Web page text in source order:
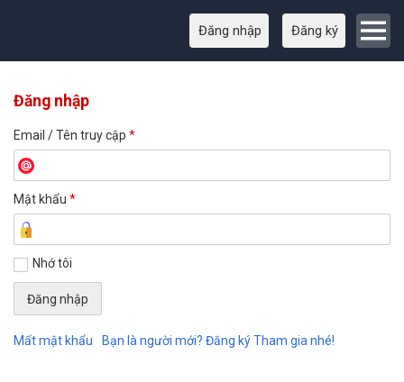
Đăng nhập Đăng ký
Đăng nhập
Email / Tên truy cập *
Mật khẩu *
Nhớ tôi
Mất mật khẩu Bạn là người mới? Đăng ký Tham gia nhé!